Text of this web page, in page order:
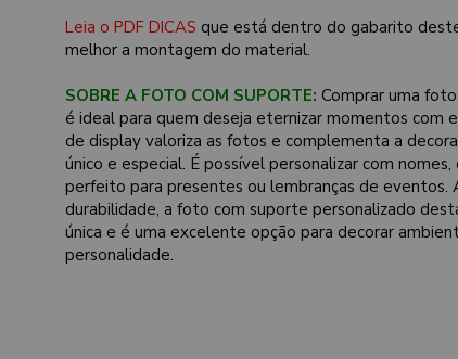
Leia o PDF DICAS que está dentro do gabarito
melhor a montagem do material.
SOBRE A FOTO COM SUPORTE: Comprar uma
é ideal para quem deseja eternizar momentos com
de display valoriza as fotos e complementa a
único e especial. É possível personalizar com
perfeito para presentes ou lembranças de eventos.
durabilidade, a foto com suporte personalizado
única e é uma excelente opção para decorar
personalidade.